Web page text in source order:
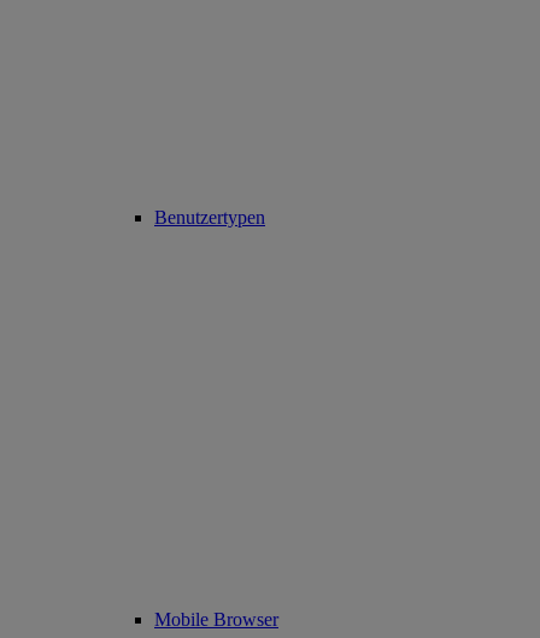
Benutzertypen
Mobile Browser